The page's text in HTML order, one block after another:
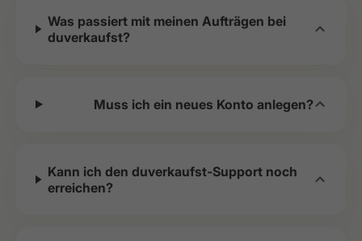
Was passiert mit meinen Aufträgen bei
duverkaufst?
Muss ich ein neues Konto anlegen?
Kann ich den duverkaufst-Support noch
erreichen?